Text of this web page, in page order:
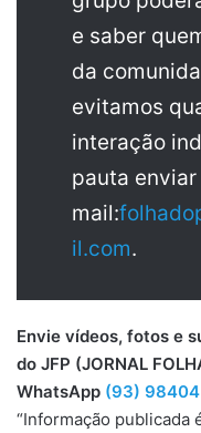
e saber
da
evitamos
interação
pauta
mail:
il.com.
Envie vídeos, fotos e
do JFP (JORNAL
WhatsApp (93)
“Informação publicada